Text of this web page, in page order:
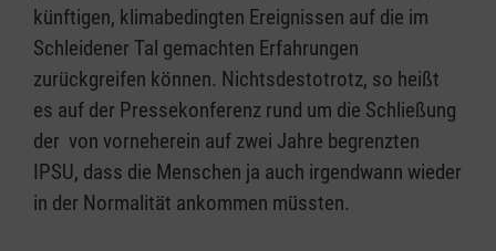
künftigen, klimabedingten Ereignissen auf die im
Schleidener Tal gemachten Erfahrungen
zurückgreifen können. Nichtsdestotrotz, so heißt
es auf der Pressekonferenz rund um die Schließung
der von vorneherein auf zwei Jahre begrenzten
IPSU, dass die Menschen ja auch irgendwann wieder
in der Normalität ankommen müssten.